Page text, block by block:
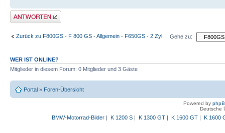
Antwort schreiben
Zurück zu F800GS - F 800 GS - Allgemein - F650GS - 2 Zyl. Gehe zu:
WER IST ONLINE?
Mitglieder in diesem Forum: 0 Mitglieder und 3 Gäste
Portal » Foren-Übersicht
Powered by
Deutsche
BMW-Motorrad-Bilder| K 1200 S| K 1300 GT| K 1600 GT| K 1600